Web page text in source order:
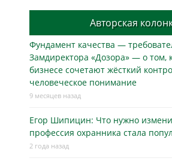
Авторская
Фундамент качества —
Замдиректора «Дозора» — о том,
бизнесe сочетают жёсткий
человеческое понимание
9 месяцев назад
Егор Шипицин: Что нужно
профессия охранника стала
2 года назад